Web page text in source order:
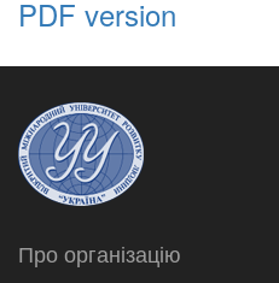
PDF version
Про організацію